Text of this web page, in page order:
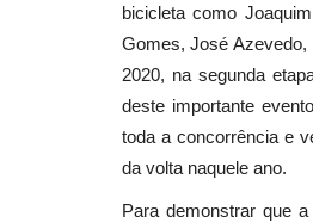
bicicleta como
Gomes, José Azevedo,
2020, na segunda
deste importante
toda a concorrência e
da volta naquele ano.
Para demonstrar que